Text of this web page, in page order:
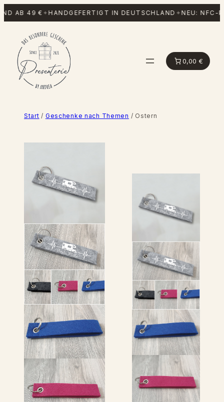
Zum
Inhalt
AB 49 € ✦ HANDGEFERTIGT IN DEUTSCHLAND✦ NEU: NFC-
0,00 €
Start / Geschenke nach Themen / Ostern